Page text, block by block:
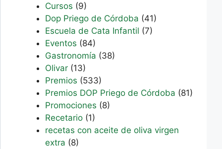
Cursos (9)
Dop Priego de Córdoba (41)
Escuela de Cata Infantil (7)
Eventos (84)
Gastronomía (38)
Olivar (13)
Premios (533)
Premios DOP Priego de Córdoba (81)
Promociones (8)
Recetario (1)
recetas con aceite de oliva virgen
extra (8)